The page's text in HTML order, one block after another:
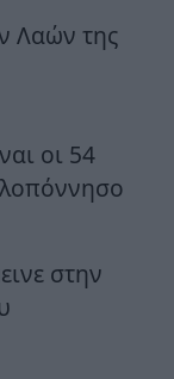
Λαών της
οι 54
στην